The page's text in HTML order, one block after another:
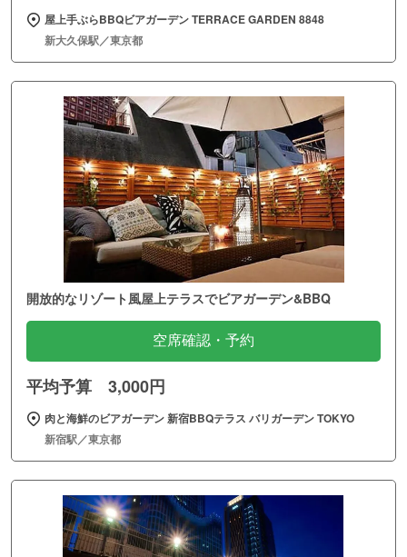
屋上手ぶらBBQビアガーデン TERRACE GARDEN 8848
新大久保駅／東京都
開放的なリゾート風屋上テラスでビアガーデン&BBQ
空席確認・予約
平均予算 3,000円
肉と海鮮のビアガーデン 新宿BBQテラス バリガーデン TOKYO
新宿駅／東京都